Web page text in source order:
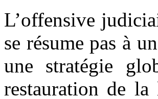
L’offensive
se résume pas à
une stratégie
restauration de